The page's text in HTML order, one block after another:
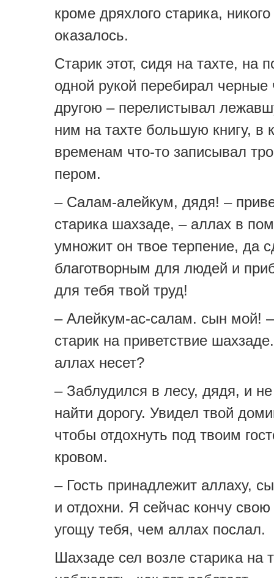
кроме дряхлого старика,
оказалось.
Старик этот, сидя на тахте, на
одной рукой перебирал черные
другою – перелистывал
ним на тахте большую книгу, в
временам что-то записывал
пером.
– Салам-алейкум, дядя! –
старика шахзаде, – аллах в
умножит он твое терпение, да
благотворным для людей и
для тебя твой труд!
– Алейкум-ас-салам. сын мой! –
старик на приветствие
аллах несет?
– Заблудился в лесу, дядя, и
найти дорогу. Увидел твой
чтобы отдохнуть под твоим
кровом.
– Гость принадлежит аллаху,
и отдохни. Я сейчас кончу свою
угощу тебя, чем аллах послал.
Шахзаде сел возле старика на